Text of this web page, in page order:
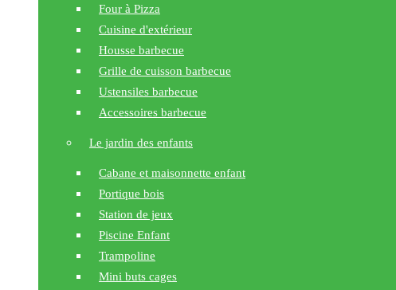
Four à Pizza
Cuisine d'extérieur
Housse barbecue
Grille de cuisson barbecue
Ustensiles barbecue
Accessoires barbecue
Le jardin des enfants
Cabane et maisonnette enfant
Portique bois
Station de jeux
Piscine Enfant
Trampoline
Mini buts cages